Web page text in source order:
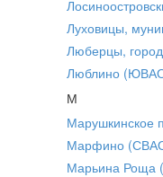
Луховицы,
Люберцы,
Люблино
М
Марушкинское
Марфино
Марьина Роща